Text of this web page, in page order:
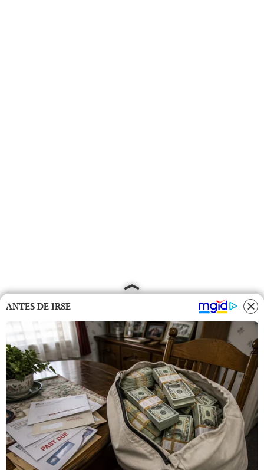
ANTES DE IRSE